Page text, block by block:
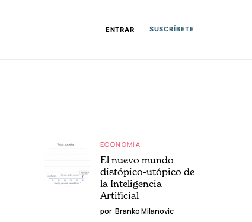
ENTRAR SUSCRÍBETE
ECONOMÍA
El nuevo mundo
distópico-utópico de
la Inteligencia
Artificial
por Branko Milanovic